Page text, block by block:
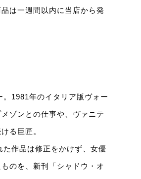
は一週間以内に当店から発
1981年のイタリア版ヴォー
ゾンとの仕事や、ヴァニテ
る巨匠。
作品は修正をかけず、女優
のを、新刊「シャドウ・オ